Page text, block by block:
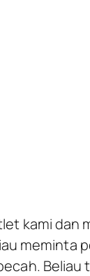
kami dan
meminta